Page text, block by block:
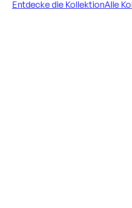
Entdecke die KollektionAlle